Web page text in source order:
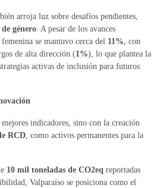
arroja luz sobre desafíos pendientes,
género. A pesar de los avances
se mantuvo cerca del 11%, con
de alta dirección (1%), lo que plantea la
activas de inclusión para futuros
indicadores, sino con la creación
RCD, como activos permanentes para la
10 mil toneladas de CO2eq reportadas
Valparaíso se posiciona como el